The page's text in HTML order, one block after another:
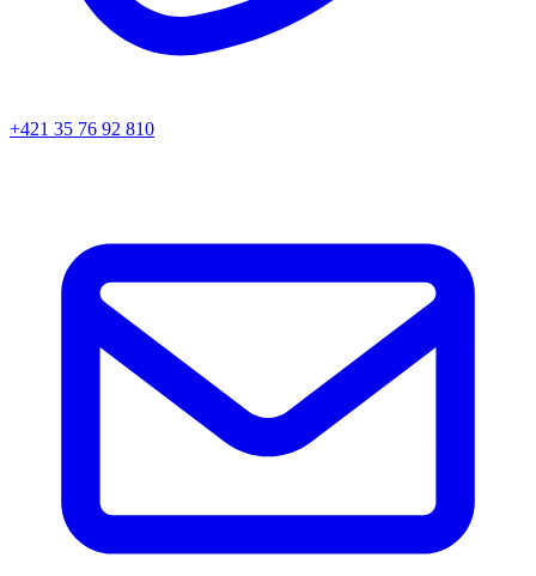
+421 35 76 92 810